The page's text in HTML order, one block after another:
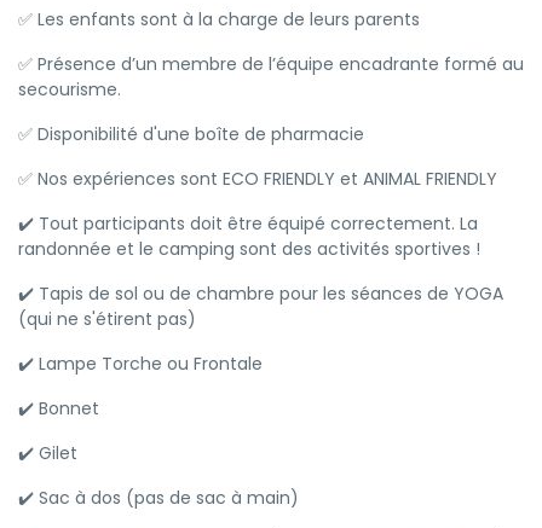
✅ Les enfants sont à la charge de leurs parents
✅ Présence d’un membre de l’équipe encadrante formé au
secourisme.
✅ Disponibilité d'une boîte de pharmacie
✅ Nos expériences sont ECO FRIENDLY et ANIMAL FRIENDLY
✔️ Tout participants doit être équipé correctement. La
randonnée et le camping sont des activités sportives !
✔️ Tapis de sol ou de chambre pour les séances de YOGA
(qui ne s'étirent pas)
✔️ Lampe Torche ou Frontale
✔️ Bonnet
✔️ Gilet
✔️ Sac à dos (pas de sac à main)